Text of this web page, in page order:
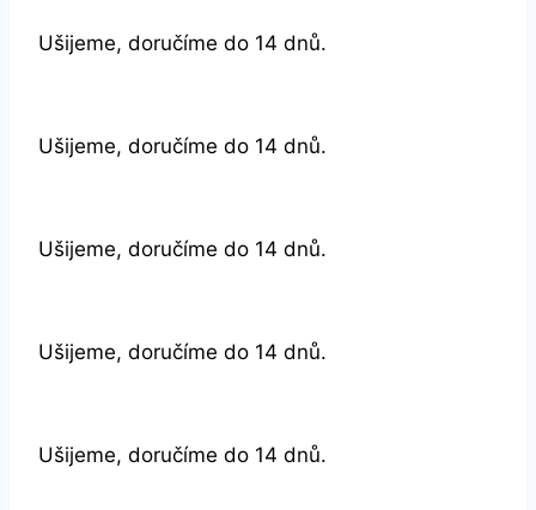
Ušijeme, doručíme do 14 dnů.
Ušijeme, doručíme do 14 dnů.
Ušijeme, doručíme do 14 dnů.
Ušijeme, doručíme do 14 dnů.
Ušijeme, doručíme do 14 dnů.